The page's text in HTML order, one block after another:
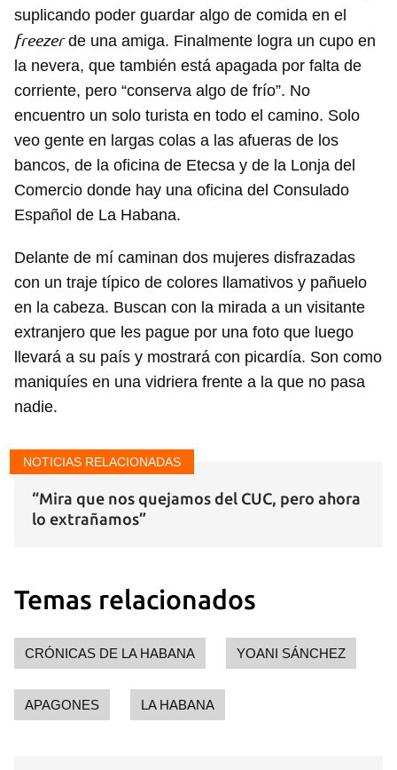
suplicando poder guardar algo de comida en el
freezerde una amiga. Finalmente logra un cupo en
la nevera, que también está apagada por falta de
corriente, pero “conserva algo de frío”. No
encuentro un solo turista en todo el camino. Solo
veo gente en largas colas a las afueras de los
bancos, de la oficina de Etecsa y de la Lonja del
Comercio donde hay una oficina del Consulado
Español de La Habana.
Delante de mí caminan dos mujeres disfrazadas
con un traje típico de colores llamativos y pañuelo
en la cabeza. Buscan con la mirada a un visitante
extranjero que les pague por una foto que luego
llevará a su país y mostrará con picardía. Son como
maniquíes en una vidriera frente a la que no pasa
nadie.
NOTICIAS RELACIONADAS
“Mira que nos quejamos del CUC, pero ahora
lo extrañamos”
Temas relacionados
CRÓNICAS DE LA HABANA YOANI SÁNCHEZ
APAGONES LA HABANA